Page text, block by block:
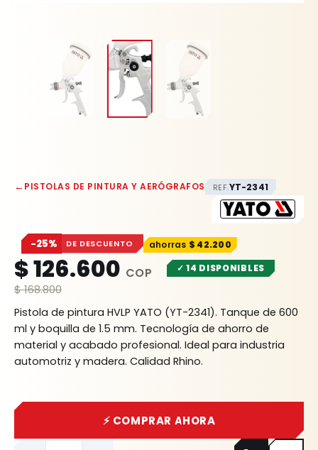
←PISTOLAS DE PINTURA Y AERÓGRAFOS REF.YT-2341
−25% DE DESCUENTO $ 42.200
$168.800
$126.600 ✓ 14 DISPONIBLES
Pistola de pintura HVLP YATO (YT-2341). Tanque de 600
ml y boquilla de 1.5 mm. Tecnología de ahorro de
material y acabado profesional. Ideal para industria
automotriz y madera. Calidad Rhino.
⚡ COMPRAR AHORA